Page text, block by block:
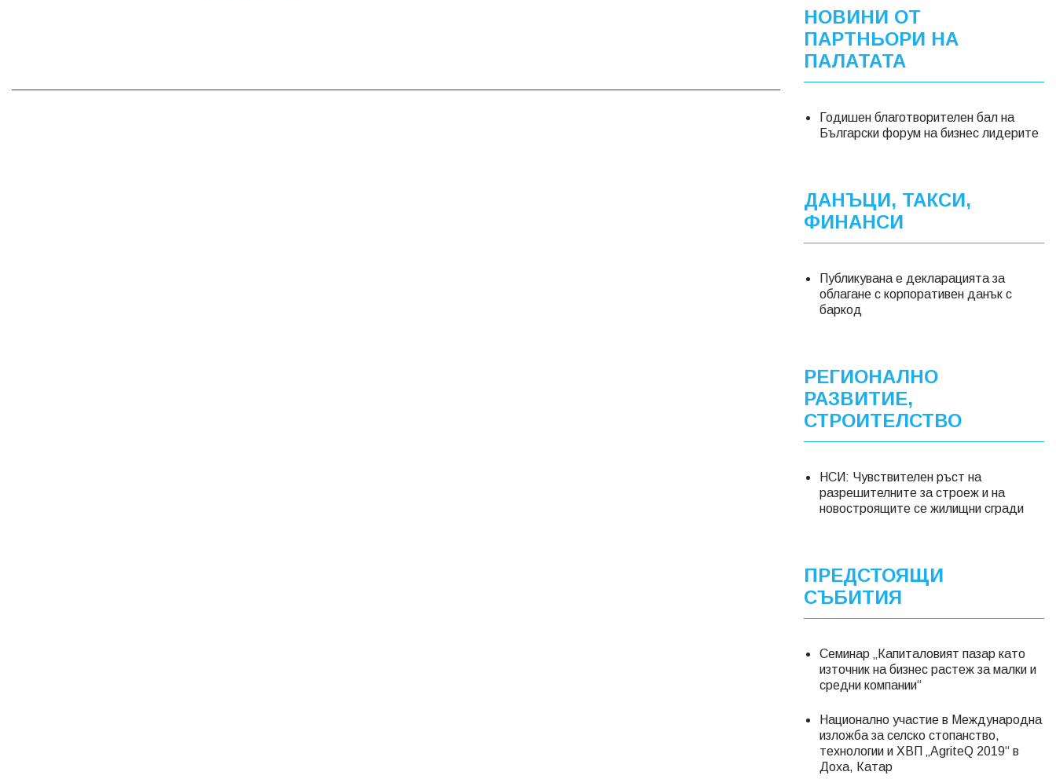
НОВИНИ ОТ
ПАРТНЬОРИ НА
ПАЛАТАТА
Годишен благотворителен бал на
Български форум на бизнес лидерите
ДАНЪЦИ, ТАКСИ,
ФИНАНСИ
Публикувана е декларацията за
облагане с корпоративен данък с
баркод
РЕГИОНАЛНО
РАЗВИТИЕ,
СТРОИТЕЛСТВО
НСИ: Чувствителен ръст на
разрешителните за строеж и на
новостроящите се жилищни сгради
ПРЕДСТОЯЩИ
СЪБИТИЯ
Семинар „Капиталовият пазар като
източник на бизнес растеж за малки и
средни компании“
Национално участие в Международна
изложба за селско стопанство,
технологии и ХВП „AgriteQ 2019“ в
Доха, Катар